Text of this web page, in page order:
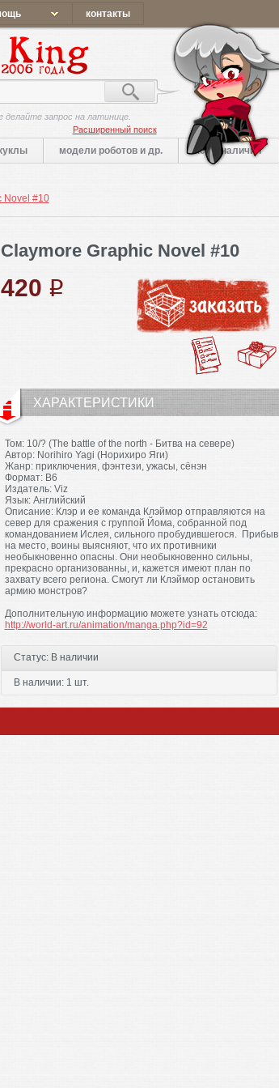
контакты
запрос на латинице.
Расширенный поиск
модели роботов и др. нет в наличии
Novel #10
Claymore Graphic Novel #10
420 q
ХАРАКТЕРИСТИКИ
Том: 10/? (The battle of the north - Битва на севере)
Автор: Norihiro Yagi (Норихиро Яги)
Жанр: приключения, фэнтези, ужасы, сёнэн
Формат: B6
Издатель: Viz
Язык: Английский
Описание: Клэр и ее команда Клэймор отправляются на
север для сражения с группой Йома, собранной под
командованием Ислея, сильного пробудившегося. Прибыв
на место, воины выясняют, что их противники
необыкновенно опасны. Они необыкновенно сильны,
прекрасно организованны, и, кажется имеют план по
захвату всего региона. Смогут ли Клэймор остановить
армию монстров?
Дополнительную информацию можете узнать отсюда:
http://world-art.ru/animation/manga.php?id=92
Статус: В наличии
В наличии: 1 шт.